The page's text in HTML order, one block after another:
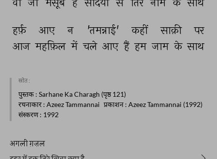
हर्फ़ आए न 'तमन्नाई' कहीं साक़ी
पर
आज महफ़िल में चले आए हैं हम जाम के साथ
स्रोत :
पुस्तक : Sarhane Ka Charagh (पृष्ठ 121)
रचनाकार : Azeez Tammannai प्रकाशन : Azeez Tammannai (1992)
संस्करण: 1992
अगली ग़ज़ल